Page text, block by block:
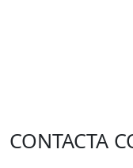
CONTACTA